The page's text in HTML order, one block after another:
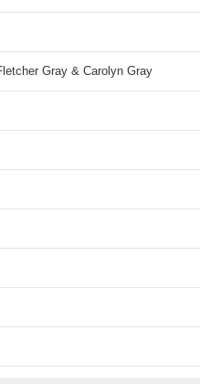
Gray & Carolyn Gray